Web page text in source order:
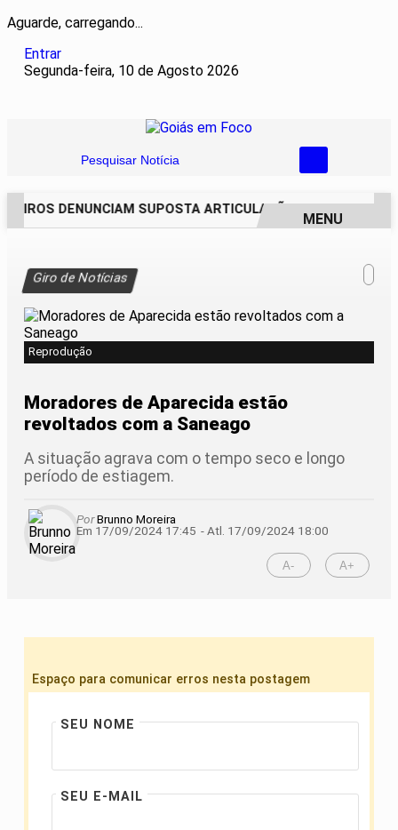
Aguarde, carregando...
Entrar
Segunda-feira, 10 de Agosto 2026
Pesquisar Notícia
DENUNCIAM SUPOSTA ARTICULAÇÃO PARA
MENU
Giro de Notícias
Reprodução
Moradores de Aparecida estão
revoltados com a Saneago
A situação agrava com o tempo seco e longo
período de estiagem.
PorBrunno Moreira
Em 17/09/2024 17:45 - Atl. 17/09/2024 18:00
A- A+
Espaço para comunicar erros nesta postagem
SEU NOME
SEU E-MAIL